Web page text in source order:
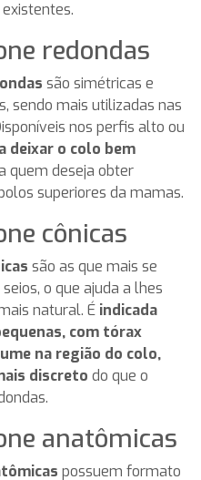
redondas
são simétricas e
sendo mais utilizadas nas
nos perfis alto ou
deixar o colo bem
quem deseja obter
superiores da mamas.
cônicas
são as que mais se
o que ajuda a lhes
natural. É indicada
com tórax
na região do colo,
discreto do que o
anatômicas
possuem formato